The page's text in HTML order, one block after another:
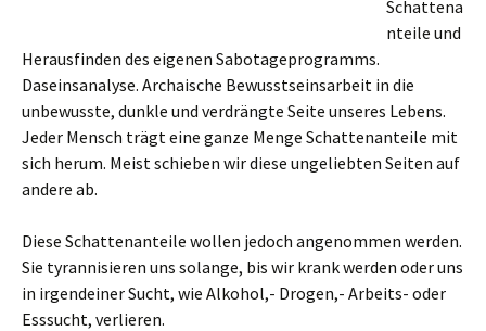
Schattena
nteile und
Herausfinden des eigenen Sabotageprogramms.
Daseinsanalyse. Archaische Bewusstseinsarbeit in die
unbewusste, dunkle und verdrängte Seite unseres Lebens.
Jeder Mensch trägt eine ganze Menge Schattenanteile mit
sich herum. Meist schieben wir diese ungeliebten Seiten auf
andere ab.
Diese Schattenanteile wollen jedoch angenommen werden.
Sie tyrannisieren uns solange, bis wir krank werden oder uns
in irgendeiner Sucht, wie Alkohol,- Drogen,- Arbeits- oder
Esssucht, verlieren.